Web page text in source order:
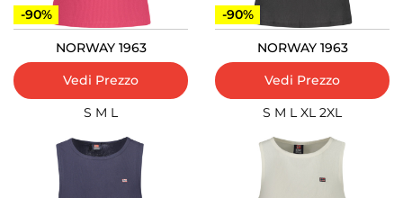
-90%
NORWAY 1963
Vedi Prezzo
S M L
-90%
NORWAY 1963
Vedi Prezzo
S M L XL 2XL